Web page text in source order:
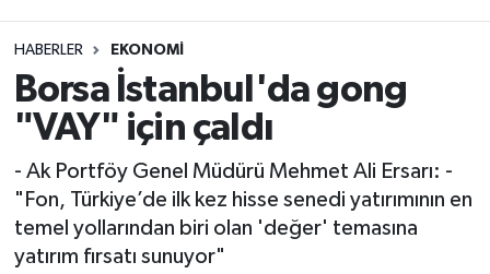
HABERLER EKONOMI
Borsa İstanbul'da gong
"VAY" için çaldı
- Ak Portföy Genel Müdürü Mehmet Ali Ersarı: -
"Fon, Türkiye’de ilk kez hisse senedi yatırımının en
temel yollarından biri olan 'değer' temasına
yatırım fırsatı sunuyor"
Eğitim
Ekonomi
Gündem
Kadın
Malatya Namaz Vakitleri
Malatya Trafik Yoğunluk Haritası
TFF 3.Lig 2.Grup Puan Durumu ve Fikstür
Tüm Manşetler